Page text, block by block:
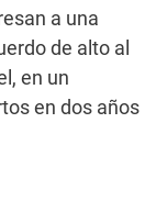
a una
de alto al
en un
en dos años